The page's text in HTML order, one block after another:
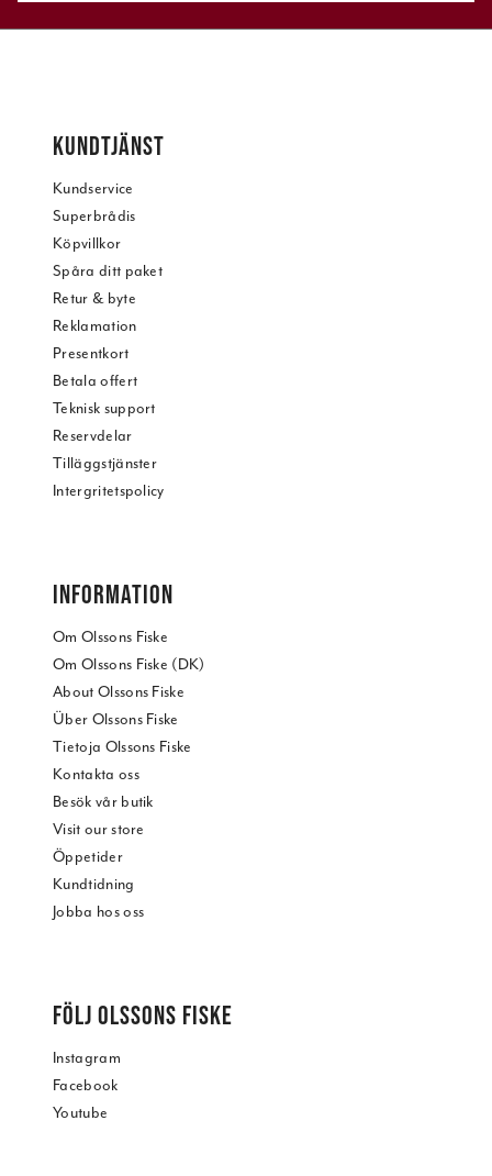
KUNDTJÄNST
Kundservice
Superbrådis
Köpvillkor
Spåra ditt paket
Retur & byte
Reklamation
Presentkort
Betala offert
Teknisk support
Reservdelar
Tilläggstjänster
Intergritetspolicy
INFORMATION
Om Olssons Fiske
Om Olssons Fiske (DK)
About Olssons Fiske
Über Olssons Fiske
Tietoja Olssons Fiske
Kontakta oss
Besök vår butik
Visit our store
Öppetider
Kundtidning
Jobba hos oss
FÖLJ OLSSONS FISKE
Instagram
Facebook
Youtube